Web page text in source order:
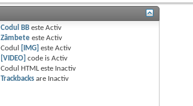
Codul BB esteActiv
Zâmbete esteActiv
Codul
[IMG] esteActiv
[VIDEO] code isActiv
Codul HTML este Inactiv
Trackbacks are Inactiv